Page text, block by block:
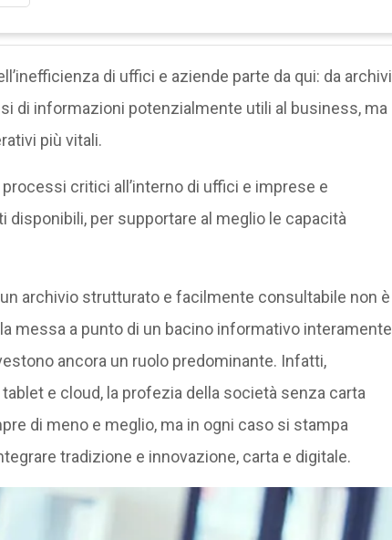
di uffici e aziende parte da qui: da archivi
di informazioni potenzialmente utili al business, ma
più vitali.
critici all’interno di uffici e imprese e
per supportare al meglio le capacità
archivio strutturato e facilmente consultabile non è
messa a punto di un bacino informativo interamente
ancora un ruolo predominante. Infatti,
e cloud, la profezia della società senza carta
di meno e meglio, ma in ogni caso si stampa
tradizione e innovazione, carta e digitale.